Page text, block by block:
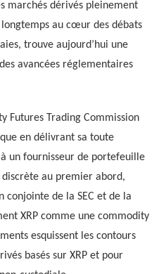
marchés dérivés pleinement
au cœur des débats
trouve aujourd’hui une
avancées réglementaires
Futures Trading Commission
en délivrant sa toute
un fournisseur de portefeuille
au premier abord,
conjointe de la SEC et de la
XRP comme une commodity
esquissent les contours
basés sur XRP et pour